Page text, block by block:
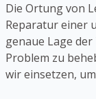
Die Ortung von
Reparatur einer
genaue Lage
Problem zu
wir einsetzen,